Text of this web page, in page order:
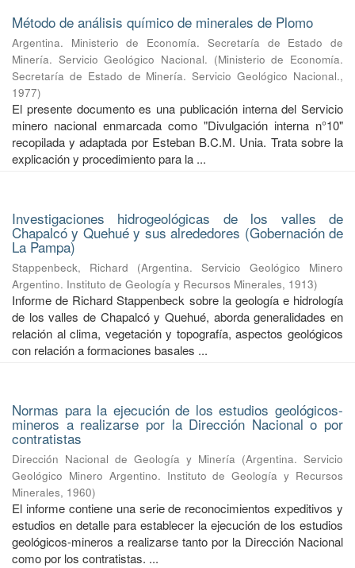
Método de análisis químico de minerales de Plomo
Argentina. Ministerio de Economía. Secretaría de Estado de
Minería. Servicio Geológico Nacional. (Ministerio de Economía.
Secretaría de Estado de Minería. Servicio Geológico Nacional.,
1977)
El presente documento es una publicación interna del Servicio
minero nacional enmarcada como "Divulgación interna n°10"
recopilada y adaptada por Esteban B.C.M. Unia. Trata sobre la
explicación y procedimiento para la ...
Investigaciones hidrogeológicas de los valles de
Chapalcó y Quehué y sus alrededores (Gobernación de
La Pampa)
Stappenbeck, Richard (Argentina. Servicio Geológico Minero
Argentino. Instituto de Geología y Recursos Minerales, 1913)
Informe de Richard Stappenbeck sobre la geología e hidrología
de los valles de Chapalcó y Quehué, aborda generalidades en
relación al clima, vegetación y topografía, aspectos geológicos
con relación a formaciones basales ...
Normas para la ejecución de los estudios geológicos-
mineros a realizarse por la Dirección Nacional o por
contratistas
Dirección Nacional de Geología y Minería (Argentina. Servicio
Geológico Minero Argentino. Instituto de Geología y Recursos
Minerales, 1960)
El informe contiene una serie de reconocimientos expeditivos y
estudios en detalle para establecer la ejecución de los estudios
geológicos-mineros a realizarse tanto por la Dirección Nacional
como por los contratistas. ...